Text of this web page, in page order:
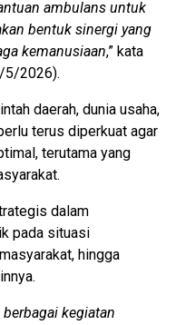
ambulans untuk
bentuk sinergi yang
kemanusiaan,” kata
5/2026).
daerah, dunia usaha,
terus diperkuat agar
terutama yang
dalam
pada situasi
hingga
kegiatan